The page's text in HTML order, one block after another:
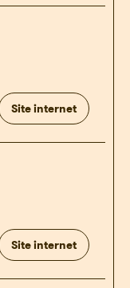
Site internet
Site internet